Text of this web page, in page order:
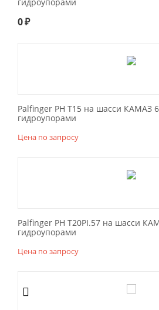
0₽
Palfinger PH T15 на шасси КАМАЗ
гидроупорами
Цена по запросу
Palfinger РН Т20РI.57 на шасси
гидроупорами
Цена по запросу